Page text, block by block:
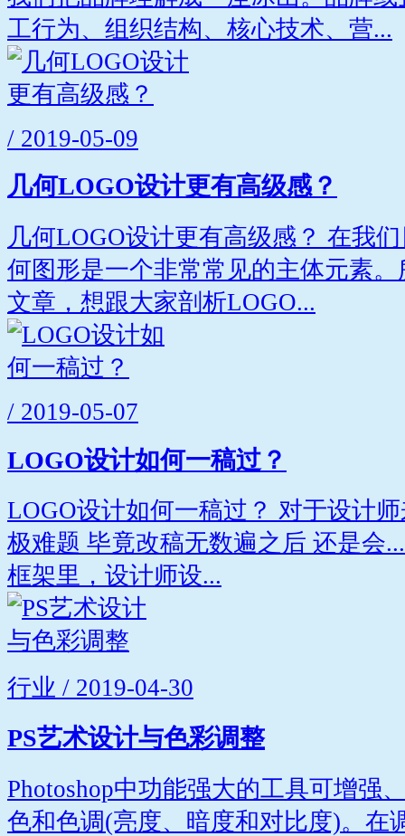
工行为、组织结构、核心技术、营...
/ 2019-05-09
几何LOGO设计更有高级感？
几何LOGO设计更有高级感？ 在我
何图形是一个非常常见的主体元素
文章，想跟大家剖析LOGO...
/ 2019-05-07
LOGO设计如何一稿过？
LOGO设计如何一稿过？ 对于设计
极难题 毕竟改稿无数遍之后 还是会
框架里，设计师设...
行业 / 2019-04-30
PS艺术设计与色彩调整
Photoshop中功能强大的工具可增强
色和色调(亮度、暗度和对比度)。在